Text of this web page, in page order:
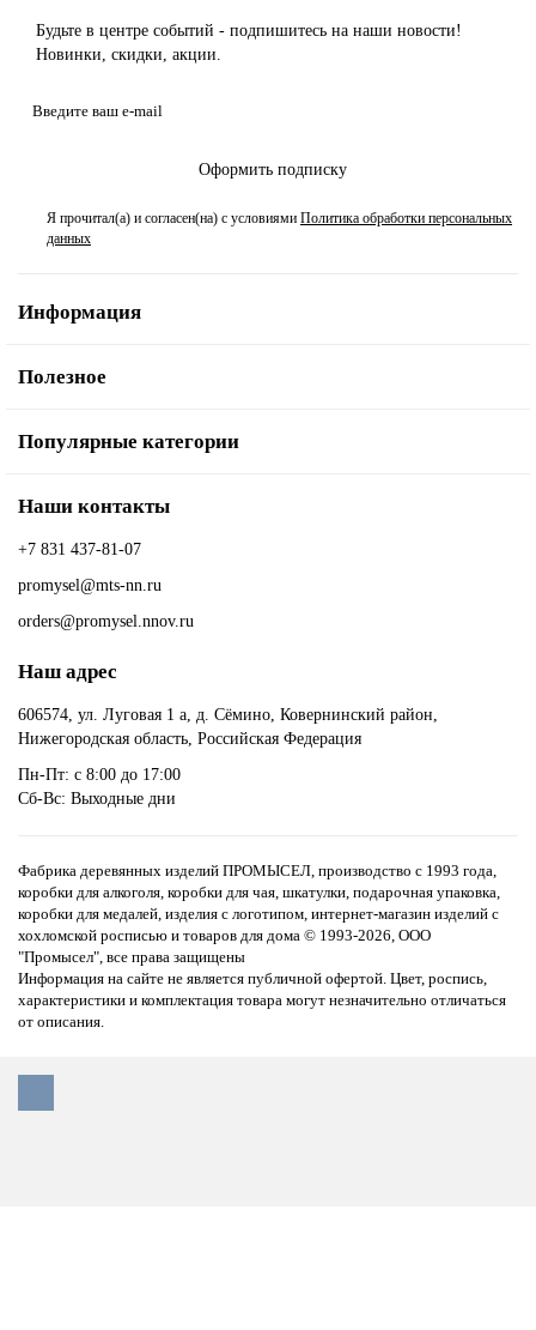
Будьте в центре событий - подпишитесь на наши новости!
Новинки, скидки, акции.
Оформить подписку
Я прочитал(а) и согласен(на) с условиями Политика обработки персональных
данных
Информация
Полезное
Популярные категории
Наши контакты
+7 831 437-81-07
promysel@mts-nn.ru
orders@promysel.nnov.ru
Наш адрес
606574, ул. Луговая 1 а, д. Сёмино, Ковернинский район,
Нижегородская область, Российская Федерация
Пн-Пт: с 8:00 до 17:00
Сб-Вс: Выходные дни
Фабрика деревянных изделий ПРОМЫСЕЛ, производство с 1993 года,
коробки для алкоголя, коробки для чая, шкатулки, подарочная упаковка,
коробки для медалей, изделия с логотипом, интернет-магазин изделий с
хохломской росписью и товаров для дома © 1993-2026, ООО
"Промысел", все права защищены
Информация на сайте не является публичной офертой. Цвет, роспись,
характеристики и комплектация товара могут незначительно отличаться
от описания.